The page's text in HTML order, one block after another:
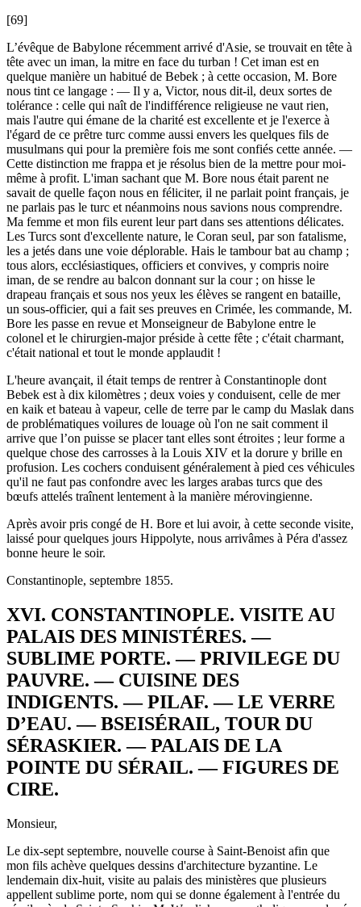
[69]
L’évêque de Babylone récemment arrivé d'Asie, se trouvait en tête à
tête avec un iman, la mitre en face du turban ! Cet iman est en
quelque manière un habitué de Bebek ; à cette occasion, M. Bore
nous tint ce langage : — Il y a, Victor, nous dit-il, deux sortes de
tolérance : celle qui naît de l'indifférence religieuse ne vaut rien,
mais l'autre qui émane de la charité est excellente et je l'exerce à
l'égard de ce prêtre turc comme aussi envers les quelques fils de
musulmans qui pour la première fois me sont confiés cette année. —
Cette distinction me frappa et je résolus bien de la mettre pour moi-
même à profit. L'iman sachant que M. Bore nous était parent ne
savait de quelle façon nous en féliciter, il ne parlait point français, je
ne parlais pas le turc et néanmoins nous savions nous comprendre.
Ma femme et mon fils eurent leur part dans ses attentions délicates.
Les Turcs sont d'excellente nature, le Coran seul, par son fatalisme,
les a jetés dans une voie déplorable. Hais le tambour bat au champ ;
tous alors, ecclésiastiques, officiers et convives, y compris noire
iman, de se rendre au balcon donnant sur la cour ; on hisse le
drapeau français et sous nos yeux les élèves se rangent en bataille,
un sous-officier, qui a fait ses preuves en Crimée, les commande, M.
Bore les passe en revue et Monseigneur de Babylone entre le
colonel et le chirurgien-major préside à cette fête ; c'était charmant,
c'était national et tout le monde applaudit !
L'heure avançait, il était temps de rentrer à Constantinople dont
Bebek est à dix kilomètres ; deux voies y conduisent, celle de mer
en kaik et bateau à vapeur, celle de terre par le camp du Maslak dans
de problématiques voilures de louage où l'on ne sait comment il
arrive que l’on puisse se placer tant elles sont étroites ; leur forme a
quelque chose des carrosses à la Louis XIV et la dorure y brille en
profusion. Les cochers conduisent généralement à pied ces véhicules
qu'il ne faut pas confondre avec les larges arabas turcs que des
bœufs attelés traînent lentement à la manière mérovingienne.
Après avoir pris congé de H. Bore et lui avoir, à cette seconde visite,
laissé pour quelques jours Hippolyte, nous arrivâmes à Péra d'assez
bonne heure le soir.
Constantinople, septembre 1855.
XVI. CONSTANTINOPLE. VISITE AU
PALAIS DES MINISTÉRES. —
SUBLIME PORTE. — PRIVILEGE DU
PAUVRE. — CUISINE DES
INDIGENTS. — PILAF. — LE VERRE
D’EAU. — BSEISÉRAIL, TOUR DU
SÉRASKIER. — PALAIS DE LA
POINTE DU SÉRAIL. — FIGURES DE
CIRE.
Monsieur,
Le dix-sept septembre, nouvelle course à Saint-Benoist afin que
mon fils achève quelques dessins d'architecture byzantine. Le
lendemain dix-huit, visite au palais des ministères que plusieurs
appellent sublime porte, nom qui se donne également à l'entrée du